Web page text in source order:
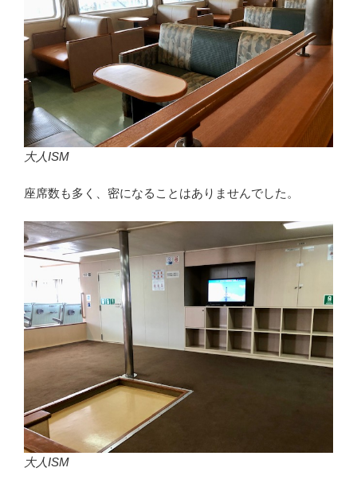
大人ISM
座席数も多く、密になることはありませんでした。
大人ISM